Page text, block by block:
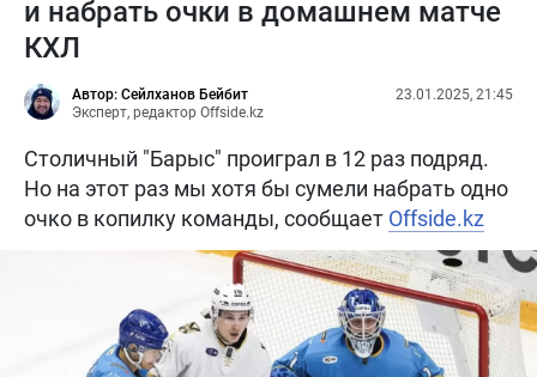
и набрать очки в домашнем матче
КХЛ
Автор: Сейлханов Бейбит
Эксперт, редактор Offside.kz
23.01.2025, 21:45
Столичный "Барыс" проиграл в 12 раз подряд.
Но на этот раз мы хотя бы сумели набрать одно
очко в копилку команды, сообщает Offside.kz